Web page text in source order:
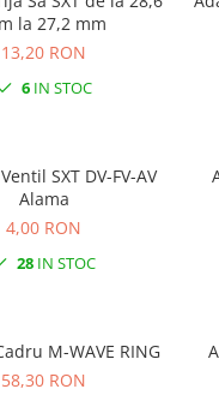
la 27,2 mm
13,20 RON
6IN STOC
SXT DV-FV-AV
Alama
4,00 RON
28 IN STOC
Antifurt Cadru M-WAVE RING
58,30 RON